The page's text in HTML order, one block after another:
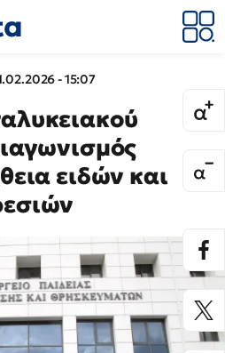
- 15:07
ειδών και